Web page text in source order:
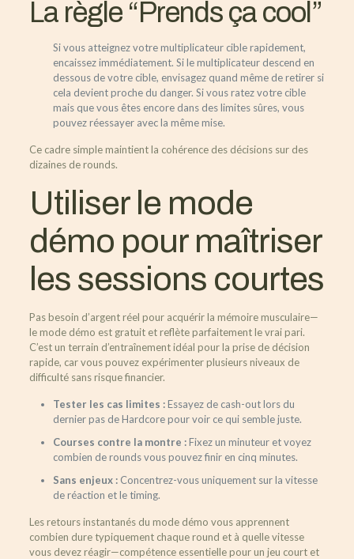
La règle “Prends ça cool”
Si vous atteignez votre multiplicateur cible rapidement,
encaissez immédiatement. Si le multiplicateur descend en
dessous de votre cible, envisagez quand même de retirer si
cela devient proche du danger. Si vous ratez votre cible
mais que vous êtes encore dans des limites sûres, vous
pouvez réessayer avec la même mise.
Ce cadre simple maintient la cohérence des décisions sur des
dizaines de rounds.
Utiliser le mode
démo pour maîtriser
les sessions courtes
Pas besoin d’argent réel pour acquérir la mémoire musculaire—
le mode démo est gratuit et reflète parfaitement le vrai pari.
C’est un terrain d’entraînement idéal pour la prise de décision
rapide, car vous pouvez expérimenter plusieurs niveaux de
difficulté sans risque financier.
Tester les cas limites :Essayez de cash-out lors du
dernier pas de Hardcore pour voir ce qui semble juste.
Courses contre la montre :Fixez un minuteur et voyez
combien de rounds vous pouvez finir en cinq minutes.
Sans enjeux :Concentrez-vous uniquement sur la vitesse
de réaction et le timing.
Les retours instantanés du mode démo vous apprennent
combien dure typiquement chaque round et à quelle vitesse
vous devez réagir—compétence essentielle pour un jeu court et